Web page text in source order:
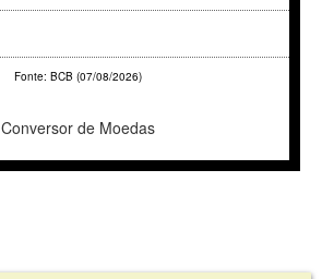
Fonte: BCB (07/08/2026)
Conversor de Moedas